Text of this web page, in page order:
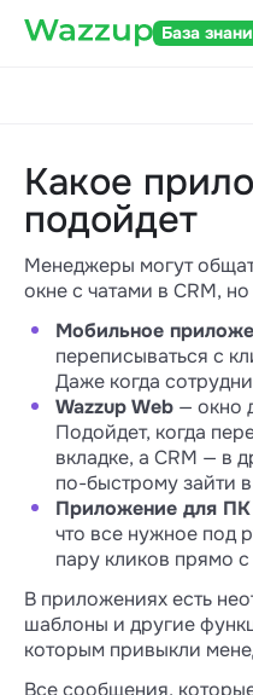
База
Какое
подойдет
Менеджеры могут
окне с чатами в CRM,
Мобильное
переписываться с
Даже когда
Wazzup Web — окно
Подойдет, когда
вкладке, а CRM — в
по-быстрому зайти
Приложение для ПК
что все нужное под
пару кликов прямо
В приложениях есть
шаблоны и другие
которым привыкли
Все сообщения,